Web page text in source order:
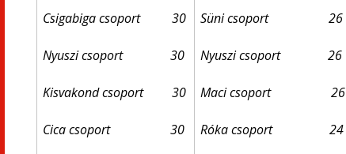
Csigabiga csoport 30
Nyuszi csoport 30
Kisvakond csoport 30
Cica csoport 30
Süni csoport 26
Nyuszi csoport 26
Maci csoport 26
Róka csoport 24